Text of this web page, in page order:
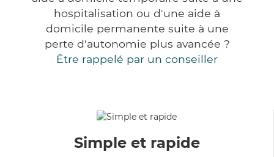
hospitalisation ou d'une aide à
domicile permanente suite à une
perte d'autonomie plus avancée ?
Être rappelé par un conseiller
Simple et rapide